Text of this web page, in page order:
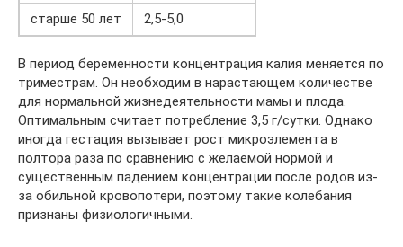
старше 50 лет
2,5-5,0
В период беременности концентрация калия меняется по
триместрам. Он необходим в нарастающем количестве
для нормальной жизнедеятельности мамы и плода.
Оптимальным считает потребление 3,5 г/сутки. Однако
иногда гестация вызывает рост микроэлемента в
полтора раза по сравнению с желаемой нормой и
существенным падением концентрации после родов из-
за обильной кровопотери, поэтому такие колебания
признаны физиологичными.